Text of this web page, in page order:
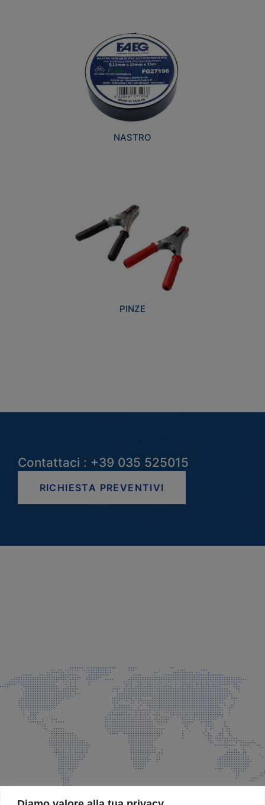
NASTRO
PINZE
Contattaci : +39 035 525015
RICHIESTA PREVENTIVI
info@faeg.it
COMMERCIALE E SPEDIZIONI
Via Padre Elzi, 32 Grassobbio (BG)
035 525015
035 335037
info@faeg.it
SITE MAP